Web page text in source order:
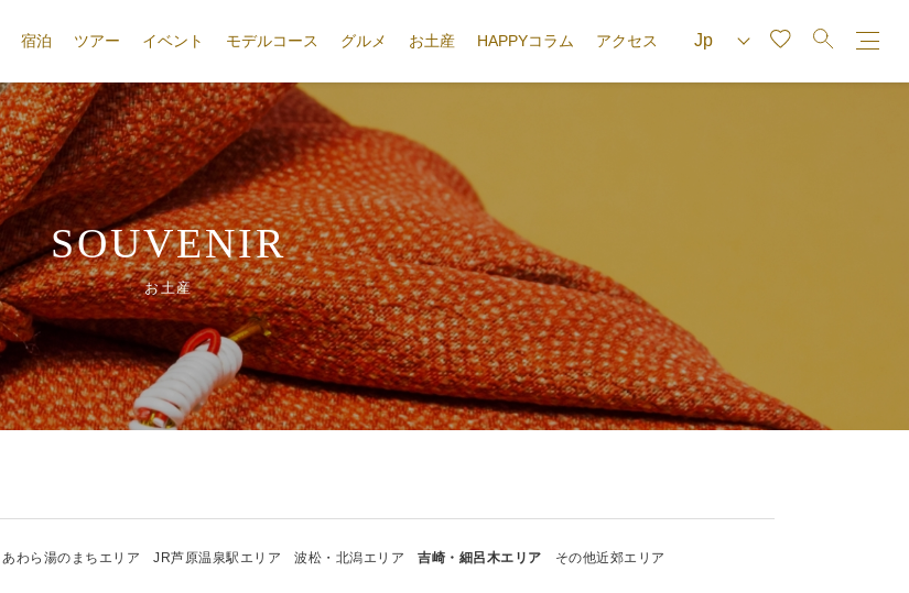
宿泊 ツアー イベント モデルコース グルメ お土産 HAPPYコラム アクセス
SOUVENIR
お土産
あわら湯のまちエリア JR芦原温泉駅エリア 波松・北潟エリア 吉崎・細呂木エリア その他近郊エリア